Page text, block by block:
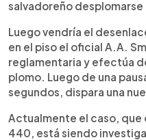
salvadoreño desplomarse
Luego vendría el
en el piso el oficial A.A.
reglamentaria y efectúa
plomo. Luego de una
segundos, dispara una
Actualmente el caso,
440, está siendo